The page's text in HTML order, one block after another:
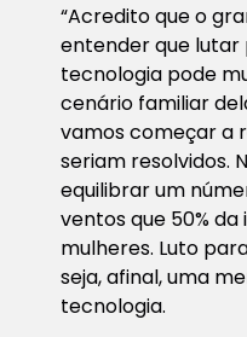
“Acredito que o
entender que lutar
tecnologia pode
cenário familiar
vamos começar a
seriam resolvidos.
equilibrar um
ventos que 50%
mulheres. Luto
seja, afinal, uma
tecnologia.